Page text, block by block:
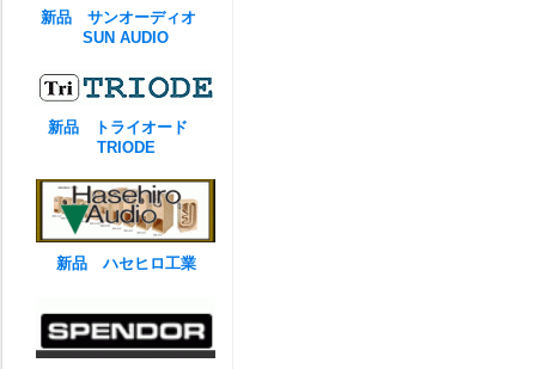
新品 サンオーディオ
SUN AUDIO
新品 トライオード
TRIODE
新品 ハセヒロ工業